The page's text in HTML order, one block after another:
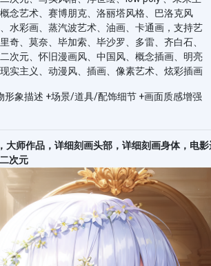
念艺术、赛博朋克、洛丽塔风格、巴洛克风
水彩画、蒸汽波艺术、油画、卡通画，支持艺
奇、莫奈、毕加索、毕沙罗、多雷、齐白石、
次元、怀旧漫画风、中国风、概念插画、明亮
实主义、动漫风、插画、像素艺术、炫彩插画
形象描述 +场景/道具/配饰细节 +画面质感增强
大师作品，详细刻画头部，详细刻画身体，电
次元